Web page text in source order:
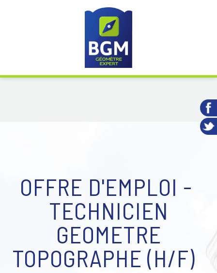
OFFRE D'EMPLOI -
TECHNICIEN
GEOMETRE
TOPOGRAPHE (H/F)